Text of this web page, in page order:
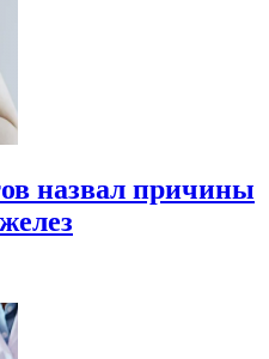
назвал причины